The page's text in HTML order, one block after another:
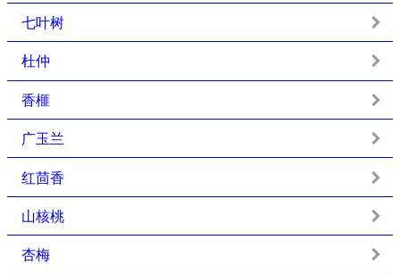
七叶树
杜仲
香榧
广玉兰
红茴香
山核桃
杏梅